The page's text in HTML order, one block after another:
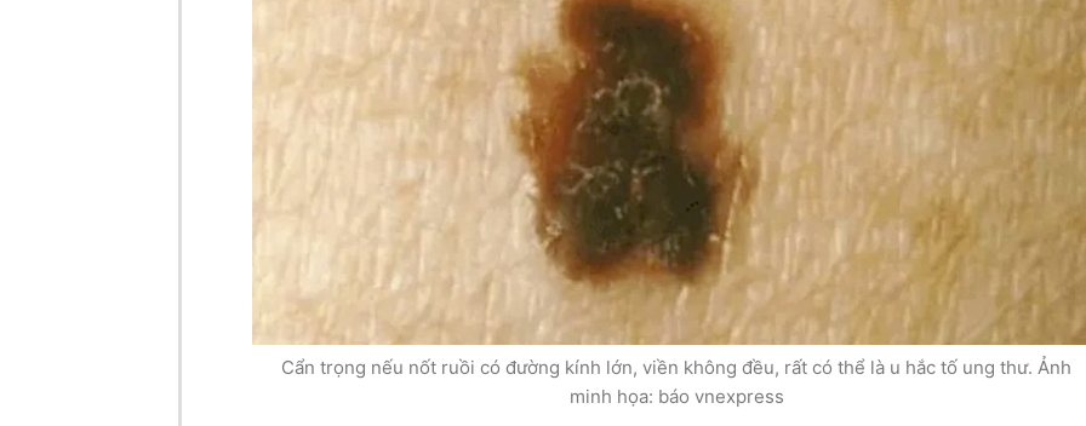
Cẩn trọng nếu nốt ruồi có đường kính lớn, viền không đều, rất có thể là u hắc tố ung thư. Ảnh
minh họa: báo vnexpress